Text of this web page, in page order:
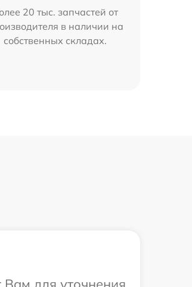
20 тыс. запчастей от
в наличии на
собственных складах.